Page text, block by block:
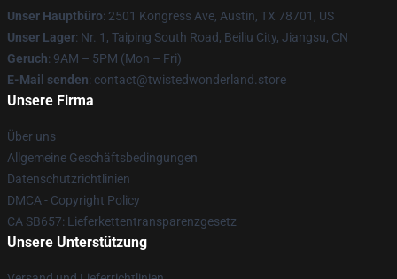
Unser Hauptbüro: 2501 Kongress Ave, Austin, TX 78701, US
Unser Lager: Nr. 1, Taiping South Road, Beiliu City, Jiangsu, CN
Geruch: 9AM – 5PM (Mon – Fri)
E-Mail senden: contact@twistedwonderland.store
Unsere Firma
Über uns
Allgemeine Geschäftsbedingungen
Datenschutzrichtlinien
DMCA - Copyright Policy
CA SB657: Lieferkettentransparenzgesetz
Unsere Unterstützung